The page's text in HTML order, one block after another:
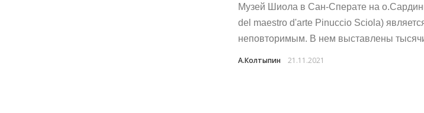
Музей Шиола в Сан-Сперате на
del maestro d'arte Pinuccio Sciola)
неповторимым. В нем выставлены
А.Колтыпин 21.11.2021